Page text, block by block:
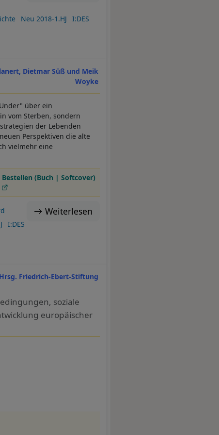
Neu 2018-1.HJ
I:DES
Dietmar Süß und Meik
Woyke
über ein
vom Sterben, sondern
der Lebenden
Perspektiven die alte
vielmehr eine
Bestellen (Buch | Softcover)
Weiterlesen
I:DES
Hrsg. Friedrich-Ebert-Stiftung
soziale
europäischer